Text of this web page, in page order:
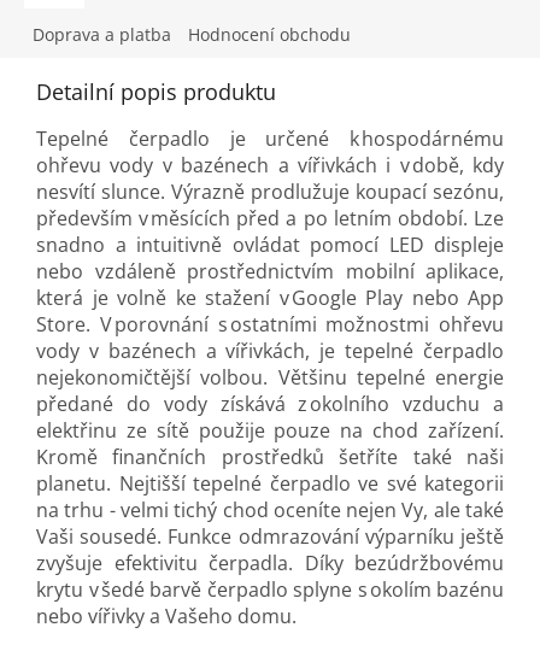
Doprava a platba Hodnocení obchodu
Detailní popis produktu
Tepelné čerpadlo je určené k hospodárnému
ohřevu vody v bazénech a vířivkách i v době, kdy
nesvítí slunce. Výrazně prodlužuje koupací sezónu,
především v měsících před a po letním období. Lze
snadno a intuitivně ovládat pomocí LED displeje
nebo vzdáleně prostřednictvím mobilní aplikace,
která je volně ke stažení v Google Play nebo App
Store. V porovnání s ostatními možnostmi ohřevu
vody v bazénech a vířivkách, je tepelné čerpadlo
nejekonomičtější volbou. Většinu tepelné energie
předané do vody získává z okolního vzduchu a
elektřinu ze sítě použije pouze na chod zařízení.
Kromě finančních prostředků šetříte také naši
planetu. Nejtišší tepelné čerpadlo ve své kategorii
na trhu - velmi tichý chod oceníte nejen Vy, ale také
Vaši sousedé. Funkce odmrazování výparníku ještě
zvyšuje efektivitu čerpadla. Díky bezúdržbovému
krytu v šedé barvě čerpadlo splyne s okolím bazénu
nebo vířivky a Vašeho domu.